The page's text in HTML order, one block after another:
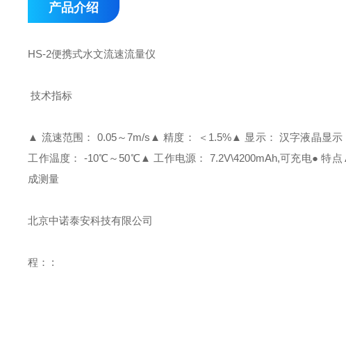
产品介绍
HS-2便携式水文流速流量仪
技术指标
▲ 流速范围： 0.05～7m/s ▲ 精度： ＜1.5%▲ 显示： 汉字液晶显示
工作温度： -10℃～50℃ ▲ 工作电源： 7.2V\4200mAh,可充电● 特点
成测量
北京中诺泰安科技有限公司
程： :